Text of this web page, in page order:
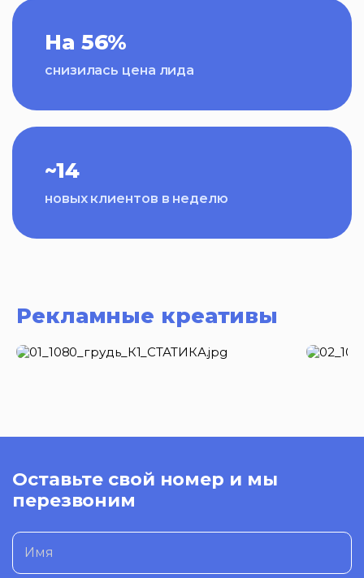
На 56%
снизилась цена лида
~14
новых клиентов в неделю
Рекламные креативы
Оставьте свой номер и мы
перезвоним
Имя